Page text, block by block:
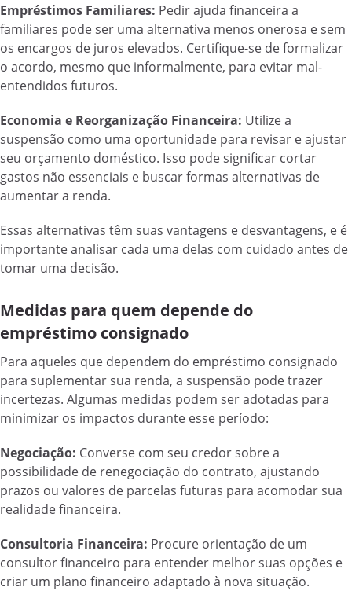
Empréstimos Familiares: Pedir ajuda financeira a
familiares pode ser uma alternativa menos onerosa e sem
os encargos de juros elevados. Certifique-se de formalizar
o acordo, mesmo que informalmente, para evitar mal-
entendidos futuros.
Economia e Reorganização Financeira: Utilize a
suspensão como uma oportunidade para revisar e ajustar
seu orçamento doméstico. Isso pode significar cortar
gastos não essenciais e buscar formas alternativas de
aumentar a renda.
Essas alternativas têm suas vantagens e desvantagens, e é
importante analisar cada uma delas com cuidado antes de
tomar uma decisão.
Medidas para quem depende do
empréstimo consignado
Para aqueles que dependem do empréstimo consignado
para suplementar sua renda, a suspensão pode trazer
incertezas. Algumas medidas podem ser adotadas para
minimizar os impactos durante esse período:
Negociação: Converse com seu credor sobre a
possibilidade de renegociação do contrato, ajustando
prazos ou valores de parcelas futuras para acomodar sua
realidade financeira.
Consultoria Financeira: Procure orientação de um
consultor financeiro para entender melhor suas opções e
criar um plano financeiro adaptado à nova situação.